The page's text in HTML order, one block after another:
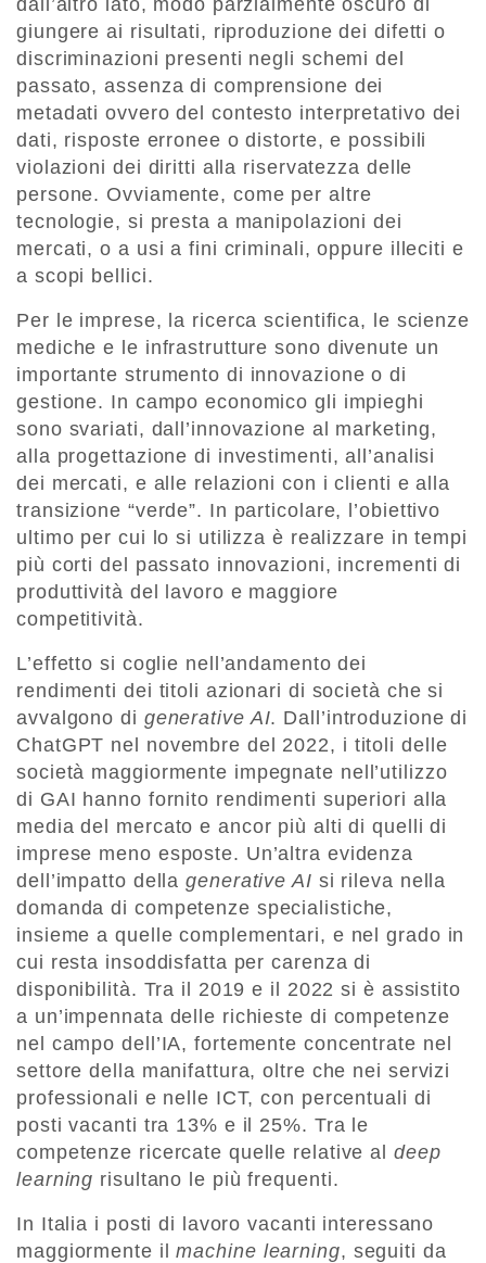
giungere ai risultati, riproduzione dei difetti o
discriminazioni presenti negli schemi del
passato, assenza di comprensione dei
metadati ovvero del contesto interpretativo dei
dati, risposte erronee o distorte, e possibili
violazioni dei diritti alla riservatezza delle
persone. Ovviamente, come per altre
tecnologie, si presta a manipolazioni dei
mercati, o a usi a fini criminali, oppure illeciti e
a scopi bellici.
Per le imprese, la ricerca scientifica, le scienze
mediche e le infrastrutture sono divenute un
importante strumento di innovazione o di
gestione. In campo economico gli impieghi
sono svariati, dall’innovazione al marketing,
alla progettazione di investimenti, all’analisi
dei mercati, e alle relazioni con i clienti e alla
transizione “verde”. In particolare, l’obiettivo
ultimo per cui lo si utilizza è realizzare in tempi
più corti del passato innovazioni, incrementi di
produttività del lavoro e maggiore
competitività.
L’effetto si coglie nell’andamento dei
rendimenti dei titoli azionari di società che si
avvalgono di generative AI. Dall’introduzione di
ChatGPT nel novembre del 2022, i titoli delle
società maggiormente impegnate nell’utilizzo
di GAI hanno fornito rendimenti superiori alla
media del mercato e ancor più alti di quelli di
imprese meno esposte. Un’altra evidenza
dell’impatto dellagenerative AI si rileva nella
domanda di competenze specialistiche,
insieme a quelle complementari, e nel grado in
cui resta insoddisfatta per carenza di
disponibilità. Tra il 2019 e il 2022 si è assistito
a un’impennata delle richieste di competenze
nel campo dell’IA, fortemente concentrate nel
settore della manifattura, oltre che nei servizi
professionali e nelle ICT, con percentuali di
posti vacanti tra 13% e il 25%. Tra le
competenze ricercate quelle relative al deep
learning risultano le più frequenti.
In Italia i posti di lavoro vacanti interessano
maggiormente ilmachine learning, seguiti da